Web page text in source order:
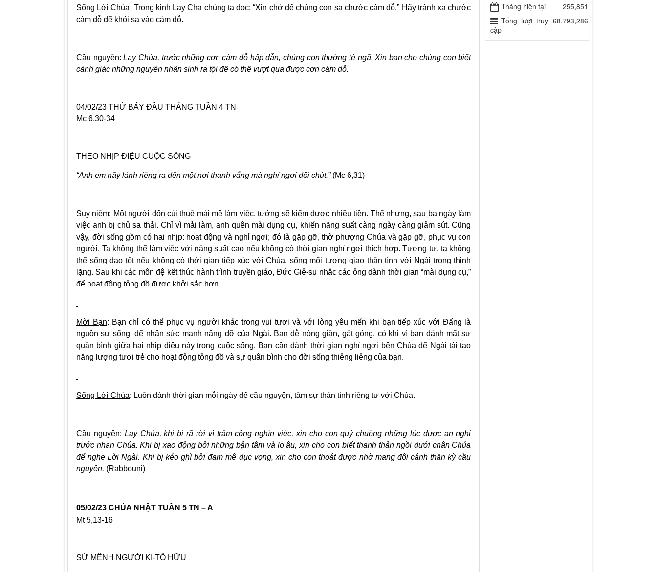
Sống Lời Chúa: Trong kinh Lạy Cha chúng ta đọc: “Xin chớ để chúng con sa chước cám dỗ.” Hãy tránh xa chước
cám dỗ để khỏi sa vào cám dỗ.
Cầu nguyện: Lạy Chúa, trước những cơn cám dỗ hấp dẫn, chúng con thường té ngã. Xin ban cho chúng con biết
cảnh giác những nguyên nhân sinh ra tội để có thể vượt qua được cơn cám dỗ.
04/02/23 THỨ BẢY ĐẦU THÁNG TUẦN 4 TN
Mc 6,30-34
THEO NHỊP ĐIỆU CUỘC SỐNG
“Anh em hãy lánh riêng ra đến một nơi thanh vắng mà nghỉ ngơi đôi chút.” (Mc 6,31)
Suy niệm: Một người đốn củi thuê mải mê làm việc, tưởng sẽ kiếm được nhiều tiền. Thế nhưng, sau ba ngày làm
việc anh bị chủ sa thải. Chỉ vì mải làm, anh quên mài dụng cụ, khiến năng suất càng ngày càng giảm sút. Cũng
vậy, đời sống gồm có hai nhịp: hoạt động và nghỉ ngơi; đó là gặp gỡ, thờ phượng Chúa và gặp gỡ, phục vụ con
người. Ta không thể làm việc với năng suất cao nếu không có thời gian nghỉ ngơi thích hợp. Tương tự, ta không
thể sống đạo tốt nếu không có thời gian tiếp xúc với Chúa, sống mối tương giao thân tình với Ngài trong thinh
lặng. Sau khi các môn đệ kết thúc hành trình truyền giáo, Đức Giê-su nhắc các ông dành thời gian “mài dụng cụ,”
để hoạt động tông đồ được khởi sắc hơn.
Mời Bạn: Bạn chỉ có thể phục vụ người khác trong vui tươi và với lòng yêu mến khi bạn tiếp xúc với Đấng là
nguồn sự sống, để nhận sức mạnh nâng đỡ của Ngài. Bạn dễ nóng giận, gắt gỏng, có khi vì bạn đánh mất sự
quân bình giữa hai nhịp điệu này trong cuộc sống. Bạn cần dành thời gian nghỉ ngơi bên Chúa để Ngài tái tạo
năng lượng tươi trẻ cho hoạt động tông đồ và sự quân bình cho đời sống thiêng liêng của bạn.
Sống Lời Chúa: Luôn dành thời gian mỗi ngày để cầu nguyện, tâm sự thân tình riêng tư với Chúa.
Cầu nguyện: Lạy Chúa, khi bị rã rời vì trăm công nghìn việc, xin cho con quý chuộng những lúc được an nghỉ
trước nhan Chúa. Khi bị xao động bởi những bận tâm và lo âu, xin cho con biết thanh thản ngồi dưới chân Chúa
để nghe Lời Ngài. Khi bị kéo ghì bởi đam mê dục vọng, xin cho con thoát được nhờ mang đôi cánh thần kỳ cầu
nguyện. (Rabbouni)
05/02/23 CHÚA NHẬT TUẦN 5 TN – A
Mt 5,13-16
SỨ MỆNH NGƯỜI KI-TÔ HỮU
Tháng hiện tại
255,851
Tổng lượt truy
cập
68,793,286